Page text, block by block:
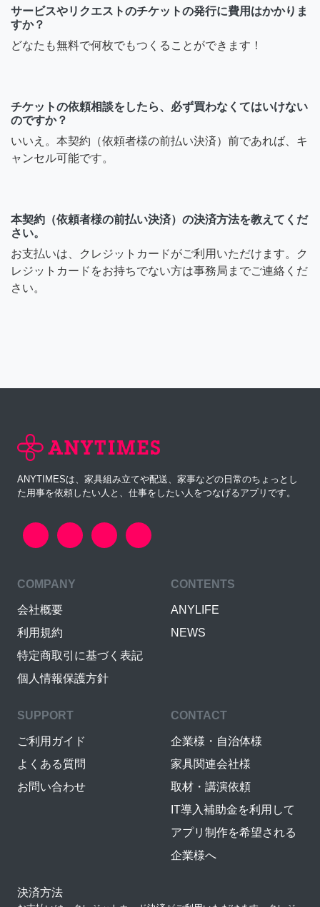
サービスやリクエストのチケットの発行に費用はかかりま
すか？
どなたも無料で何枚でもつくることができます！
チケットの依頼相談をしたら、必ず買わなくてはいけない
のですか？
いいえ。本契約（依頼者様の前払い決済）前であれば、キ
ャンセル可能です。
本契約（依頼者様の前払い決済）の決済方法を教えてくだ
さい。
お支払いは、クレジットカードがご利用いただけます。ク
レジットカードをお持ちでない方は事務局までご連絡くだ
さい。
ANYTIMESは、家具組み立てや配送、家事などの日常のちょっとし
た用事を依頼したい人と、仕事をしたい人をつなげるアプリです。
COMPANY
会社概要
利用規約
特定商取引に基づく表記
個人情報保護方針
CONTENTS
ANYLIFE
NEWS
SUPPORT
ご利用ガイド
よくある質問
お問い合わせ
CONTACT
企業様・自治体様
家具関連会社様
取材・講演依頼
IT導入補助金を利用して
アプリ制作を希望される
企業様へ
決済方法